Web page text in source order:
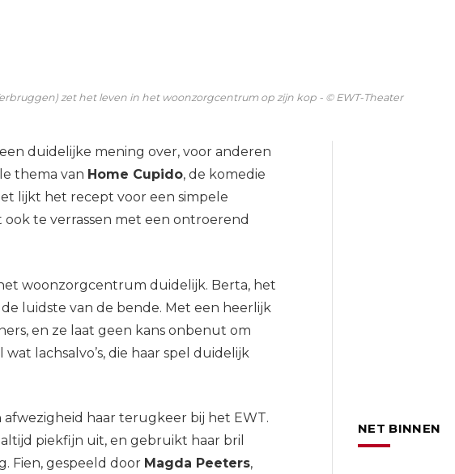
zet het leven in het woonzorgcentrum op zijn kop - © EWT-Theater
duidelijke mening over, voor anderen
thema van Home Cupido, de komedie
lijkt het recept voor een simpele
ook te verrassen met een ontroerend
woonzorgcentrum duidelijk. Berta, het
luidste van de bende. Met een heerlijk
en ze laat geen kans onbenut om
lachsalvo’s, die haar spel duidelijk
afwezigheid haar terugkeer bij het EWT.
piekfijn uit, en gebruikt haar bril
Fien, gespeeld door Magda Peeters,
NET BINNEN